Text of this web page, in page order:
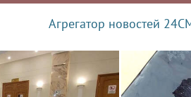
Агрегатор новостей